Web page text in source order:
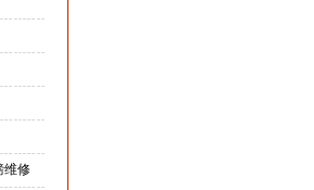
维修